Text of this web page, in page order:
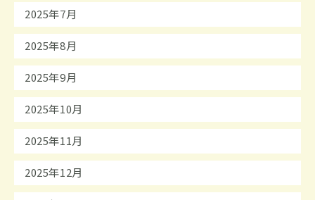
2025年7月
2025年8月
2025年9月
2025年10月
2025年11月
2025年12月